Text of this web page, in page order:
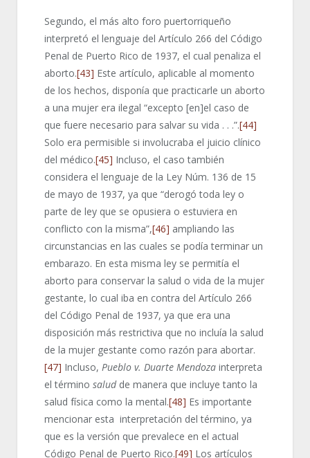
Segundo, el más alto foro puertorriqueño
interpretó el lenguaje del Artículo 266 del Código
Penal de Puerto Rico de 1937, el cual penaliza el
aborto.[43] Este artículo, aplicable al momento
de los hechos, disponía que practicarle un aborto
a una mujer era ilegal “excepto [en]el caso de
que fuere necesario para salvar su vida . . .”.[44]
Solo era permisible si involucraba el juicio clínico
del médico.[45] Incluso, el caso también
considera el lenguaje de la Ley Núm. 136 de 15
de mayo de 1937, ya que “derogó toda ley o
parte de ley que se opusiera o estuviera en
conflicto con la misma”,[46] ampliando las
circunstancias en las cuales se podía terminar un
embarazo. En esta misma ley se permitía el
aborto para conservar la salud o vida de la mujer
gestante, lo cual iba en contra del Artículo 266
del Código Penal de 1937, ya que era una
disposición más restrictiva que no incluía la salud
de la mujer gestante como razón para abortar.
[47] Incluso, Pueblo v. Duarte Mendozainterpreta
el término saludde manera que incluye tanto la
salud física como la mental.[48] Es importante
mencionar esta interpretación del término, ya
que es la versión que prevalece en el actual
Código Penal de Puerto Rico.[49] Los artículos